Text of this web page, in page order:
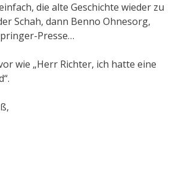
die alte Geschichte wieder zu
Schah, dann Benno Ohnesorg,
Presse…
wie „Herr Richter, ich hatte eine